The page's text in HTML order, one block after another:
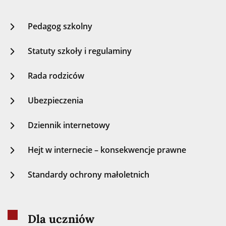
Pedagog szkolny
Statuty szkoły i regulaminy
Rada rodziców
Ubezpieczenia
Dziennik internetowy
Hejt w internecie – konsekwencje prawne
Standardy ochrony małoletnich
Dla uczniów